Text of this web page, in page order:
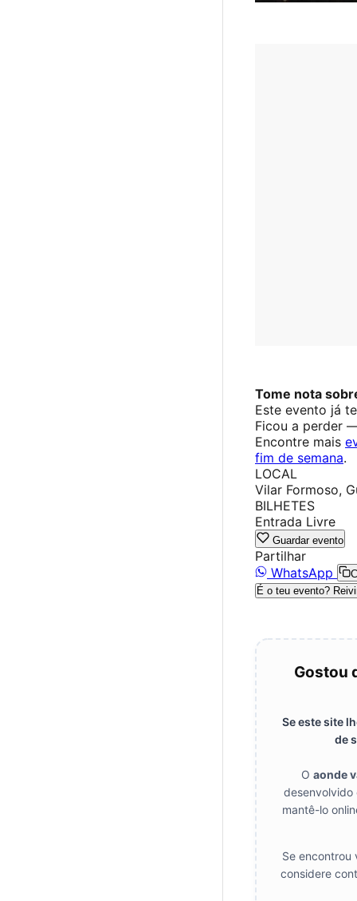
Tome nota
Este evento já
Ficou a perder
Encontre mais
fim de semana.
LOCAL
Vilar Formoso,
BILHETES
Entrada Livre
Guardar evento
Partilhar
WhatsApp
É o teu evento?
Gostou
Se este site
de
O aonde
desenvolvido
mantê-lo
Se encontrou
considere